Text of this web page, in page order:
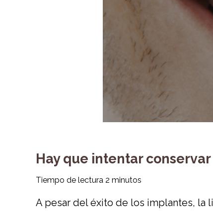
Hay que intentar
Tiempo de lectura 2 minutos
A pesar del éxito de los implantes, la